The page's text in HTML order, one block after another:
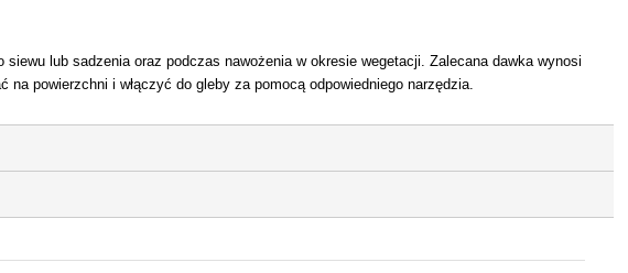
lub sadzenia oraz podczas nawożenia w okresie wegetacji. Zalecana dawka wynosi
powierzchni i włączyć do gleby za pomocą odpowiedniego narzędzia.